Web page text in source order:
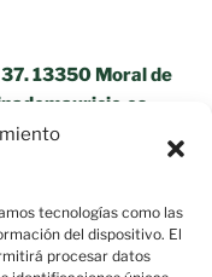
tecnologías como las
del dispositivo. El
procesar datos
13350 Moral de